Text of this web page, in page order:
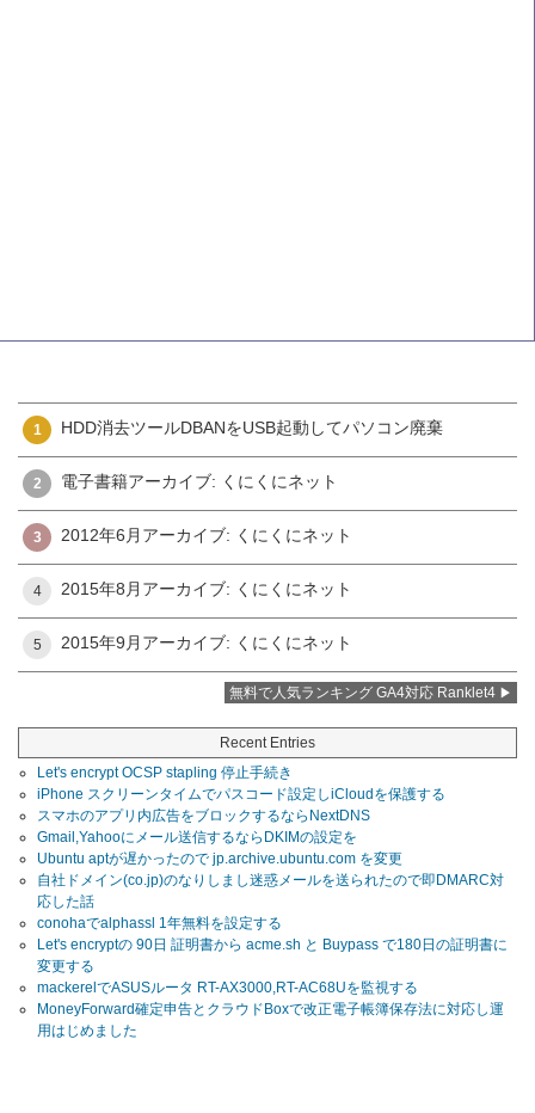
1 HDD消去ツールDBANをUSB起動してパソコン廃棄
2 電子書籍アーカイブ: くにくにネット
3 2012年6月アーカイブ: くにくにネット
4 2015年8月アーカイブ: くにくにネット
5 2015年9月アーカイブ: くにくにネット
無料で人気ランキング GA4対応 Ranklet4
Recent Entries
Let's encrypt OCSP stapling 停止手続き
iPhone スクリーンタイムでパスコード設定しiCloudを保護する
スマホのアプリ内広告をブロックするならNextDNS
Gmail,Yahooにメール送信するならDKIMの設定を
Ubuntu aptが遅かったので jp.archive.ubuntu.com を変更
自社ドメイン(co.jp)のなりしまし迷惑メールを送られたので即DMARC対
応した話
conohaでalphassl 1年無料を設定する
Let's encryptの 90日 証明書から acme.sh と Buypass で180日の証明書に
変更する
mackerelでASUSルータ RT-AX3000,RT-AC68Uを監視する
MoneyForward確定申告とクラウドBoxで改正電子帳簿保存法に対応し運
用はじめました